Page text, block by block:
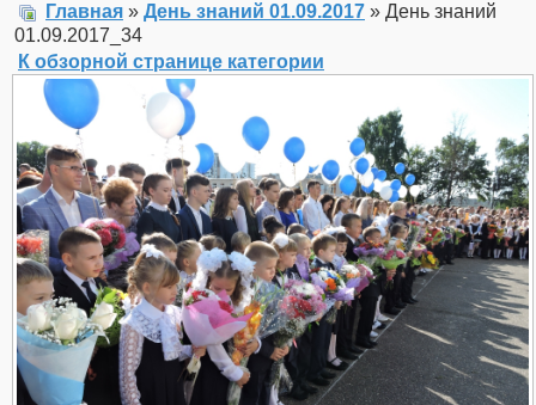
Главная » День знаний 01.09.2017 » День знаний
01.09.2017_34
К обзорной странице категории